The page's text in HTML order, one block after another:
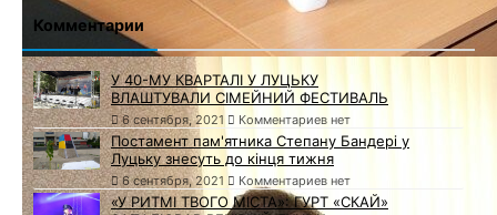
Комментарии
У 40-МУ КВАРТАЛІ У ЛУЦЬКУ
ВЛАШТУВАЛИ СІМЕЙНИЙ ФЕСТИВАЛЬ
6 сентября, 2021 Комментариев нет
Постамент пам'ятника Степану Бандері у
Луцьку знесуть до кінця тижня
6 сентября, 2021 Комментариев нет
«У РИТМІ ТВОГО МІСТА»: ГУРТ «СКАЙ»